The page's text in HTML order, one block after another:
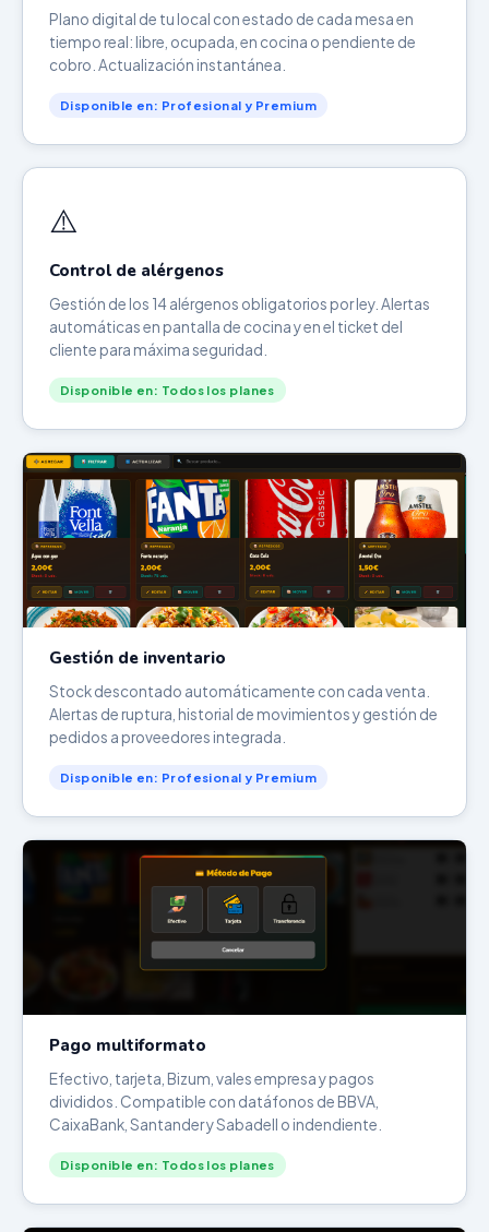
Plano digital de tu local con estado de cada mesa en
tiempo real: libre, ocupada, en cocina o pendiente de
cobro. Actualización instantánea.
Disponible en: Profesional y Premium
⚠️
Control de alérgenos
Gestión de los 14 alérgenos obligatorios por ley. Alertas
automáticas en pantalla de cocina y en el ticket del
cliente para máxima seguridad.
Disponible en: Todos los planes
Gestión de inventario
Stock descontado automáticamente con cada venta.
Alertas de ruptura, historial de movimientos y gestión de
pedidos a proveedores integrada.
Disponible en: Profesional y Premium
Pago multiformato
Efectivo, tarjeta, Bizum, vales empresa y pagos
divididos. Compatible con datáfonos de BBVA,
CaixaBank, Santander y Sabadell o indendiente.
Disponible en: Todos los planes